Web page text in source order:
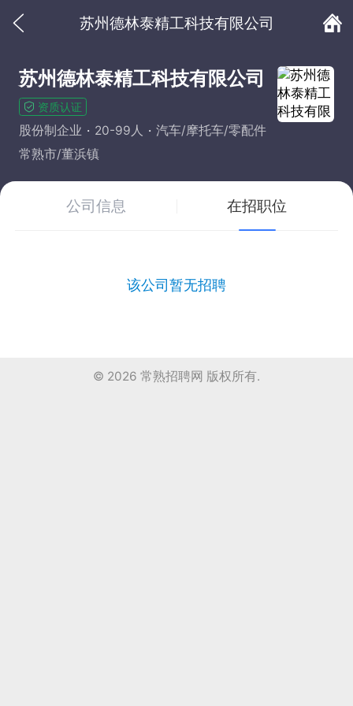
苏州德林泰精工科技有限公司
苏州德林泰精工科技有限公司
资质认证
股份制企业 20-99人
汽车/摩托车/零配件
常熟市/董浜镇
公司信息 在招职位
该公司暂无招聘
© 2026 常熟招聘网 版权所有.